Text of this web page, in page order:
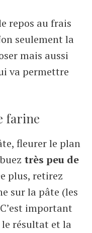
repos au frais
seulement la
mais aussi
va permettre
farine
fleurer le plan
très peu de
plus, retirez
sur la pâte (les
important
résultat et la